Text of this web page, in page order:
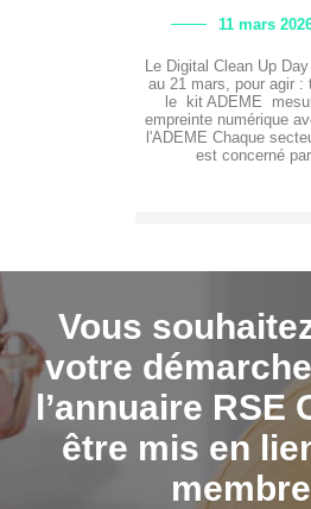
11 mars
Le Digital Clean Up
au 21 mars, pour agir :
le kit ADEME
empreinte numérique
l'ADEME Chaque
est concerné
Vous
votre
l’annuaire RSE
être mis en